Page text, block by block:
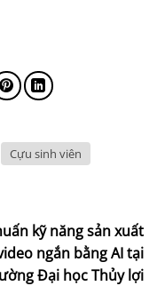
Cựu sinh viên
kỹ năng sản xuất
ngắn bằng AI tại
Đại học Thủy lợi